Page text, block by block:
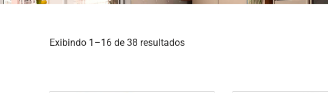
Exibindo 1–16 de 38 resultados